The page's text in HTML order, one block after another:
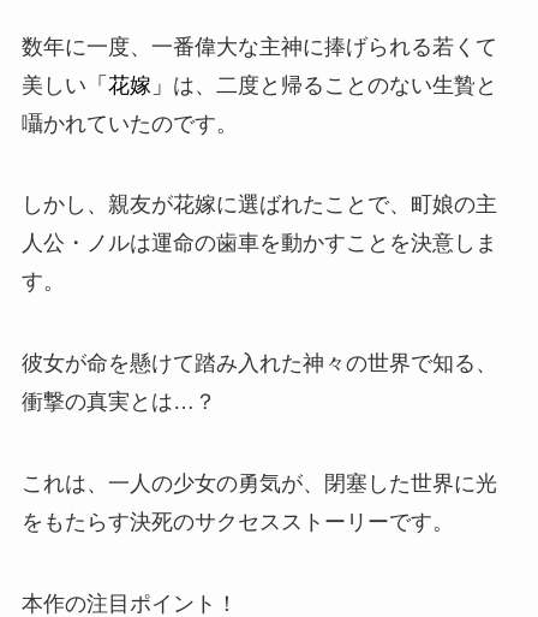
数年に一度、一番偉大な主神に捧げられる若くて
美しい 「花嫁」 は、二度と帰ることのない生贄と
囁かれていたのです。
しかし、親友が花嫁に選ばれたことで、町娘の主
人公・ノルは運命の歯車を動かすことを決意しま
す。
彼女が命を懸けて踏み入れた神々の世界で知る、
衝撃の真実とは…？
これは、一人の少女の勇気が、閉塞した世界に光
をもたらす決死のサクセスストーリーです。
本作の注目ポイント！